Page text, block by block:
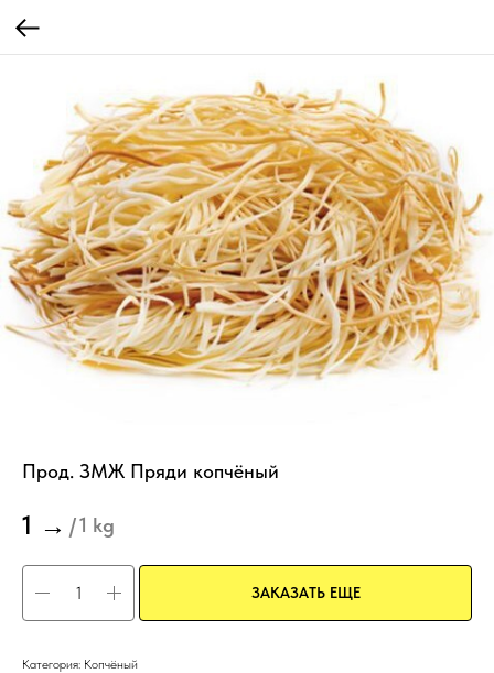
Прод. ЗМЖ Пряди копчёный
1 → /1 kg
ЗАКАЗАТЬ ЕЩЕ
Категория: Копчёный